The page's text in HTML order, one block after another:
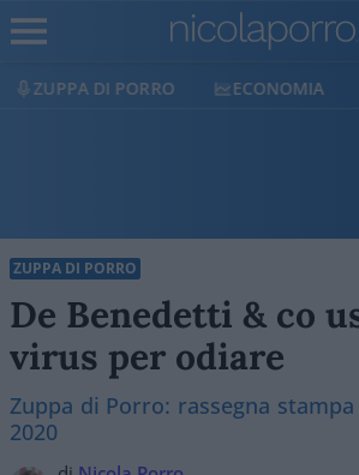
ECONOMIA LIBERILIBRI
ZUPPA DI PORRO
De Benedetti & co
virus per odiare
Zuppa di Porro: rassegna
2020